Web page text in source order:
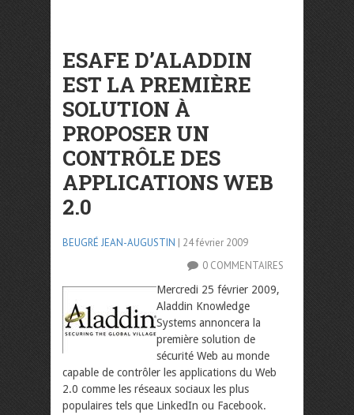
ESAFE D’ALADDIN
EST LA PREMIÈRE
SOLUTION À
PROPOSER UN
CONTRÔLE DES
APPLICATIONS WEB
2.0
BEUGRÉ JEAN-AUGUSTIN | 24 février 2009
0 COMMENTAIRES
Mercredi 25 février 2009,
Aladdin Knowledge
Systems annoncera la
première solution de
sécurité Web au monde
capable de contrôler les applications du Web
2.0 comme les réseaux sociaux les plus
populaires tels que LinkedIn ou Facebook.